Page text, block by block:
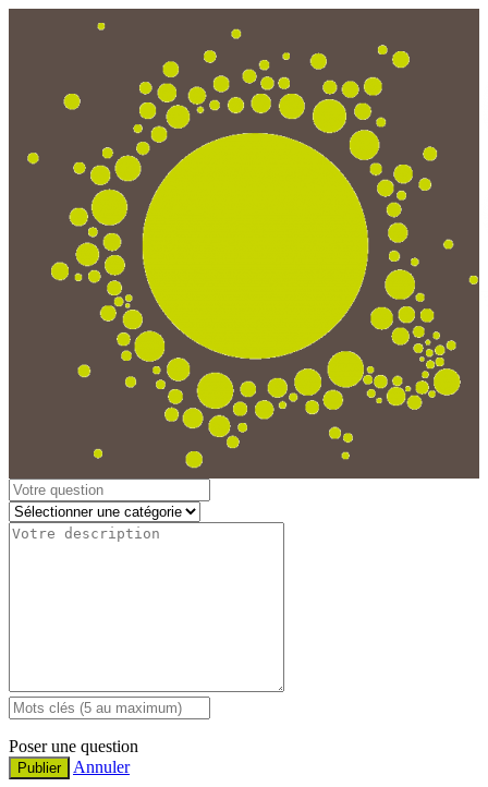
Poser une question
Publier Annuler